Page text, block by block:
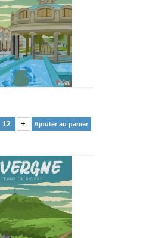
+ Ajouter au panier